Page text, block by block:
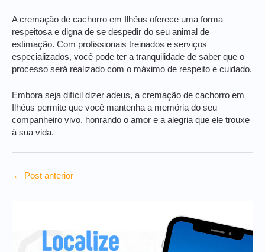
A cremação de cachorro em Ilhéus oferece uma forma
respeitosa e digna de se despedir do seu animal de
estimação. Com profissionais treinados e serviços
especializados, você pode ter a tranquilidade de saber que o
processo será realizado com o máximo de respeito e cuidado.
Embora seja difícil dizer adeus, a cremação de cachorro em
Ilhéus permite que você mantenha a memória do seu
companheiro vivo, honrando o amor e a alegria que ele trouxe
à sua vida.
← Post anterior